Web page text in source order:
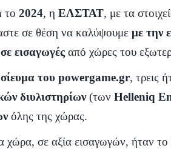
το 2024, η ΕΛΣΤΑΤ, με τα
σε θέση να καλύψουμε με την
εισαγωγές από χώρες του
του powergame.gr, τρεις
διυλιστηρίων(των Helleniq
όλης της χώρας.
χώρα, σε αξία εισαγωγών, ήταν το